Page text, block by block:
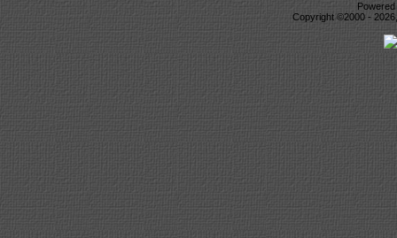
Copyright ©2000 -